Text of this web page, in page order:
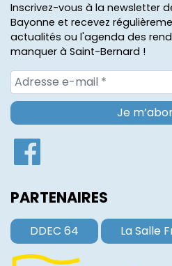
Inscrivez-vous à la newsletter
Bayonne et recevez
actualités ou l'agenda des
manquer à Saint-Bernard !
PARTENAIRES
DDEC 64 La Salle